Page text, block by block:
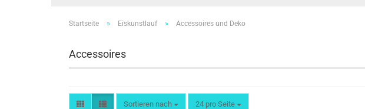
Startseite » Eiskunstlauf » Accessoires und Deko
Accessoires
Sortieren nach
Sortieren nach 24 pro Seite
pro Seite